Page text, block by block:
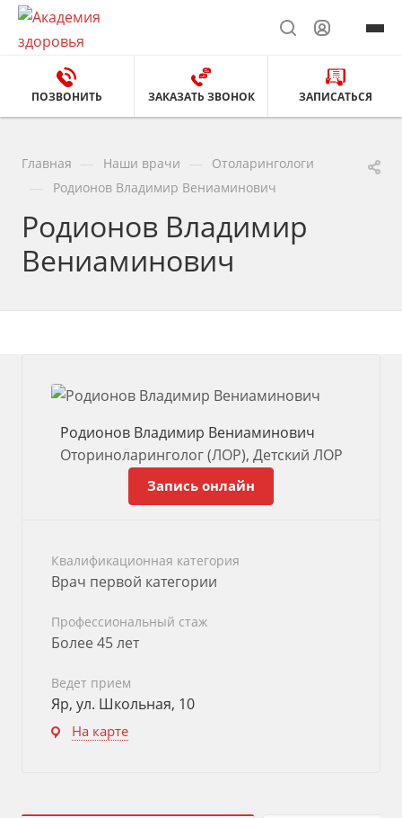
ПОЗВОНИТЬ ЗАКАЗАТЬ ЗВОНОК ЗАПИСАТЬСЯ
Главная Наши врачи Отоларингологи
Родионов Владимир Вениаминович
Родионов Владимир
Вениаминович
Родионов Владимир Вениаминович
Оториноларинголог (ЛОР), Детский ЛОР
Запись онлайн
Квалификационная категория
Врач первой категории
Профессиональный стаж
Более 45 лет
Ведет прием
Яр, ул. Школьная, 10
На карте